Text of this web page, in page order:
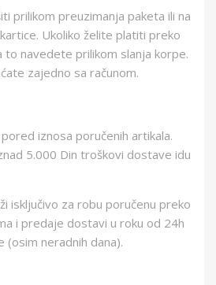
Industries Inc.
6925281988424
prilikom preuzimanja paketa ili na
Ukoliko želite platiti preko
to navedete prilikom slanja korpe.
zajedno sa računom.
iznosa poručenih artikala.
5.000 Din troškovi dostave idu
isključivo za robu poručenu preko
i predaje dostavi u roku od 24h
neradnih dana).